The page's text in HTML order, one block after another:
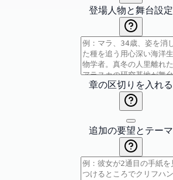
登場人物と舞台設定
章の区切りを入れる
追加の要望とテーマ